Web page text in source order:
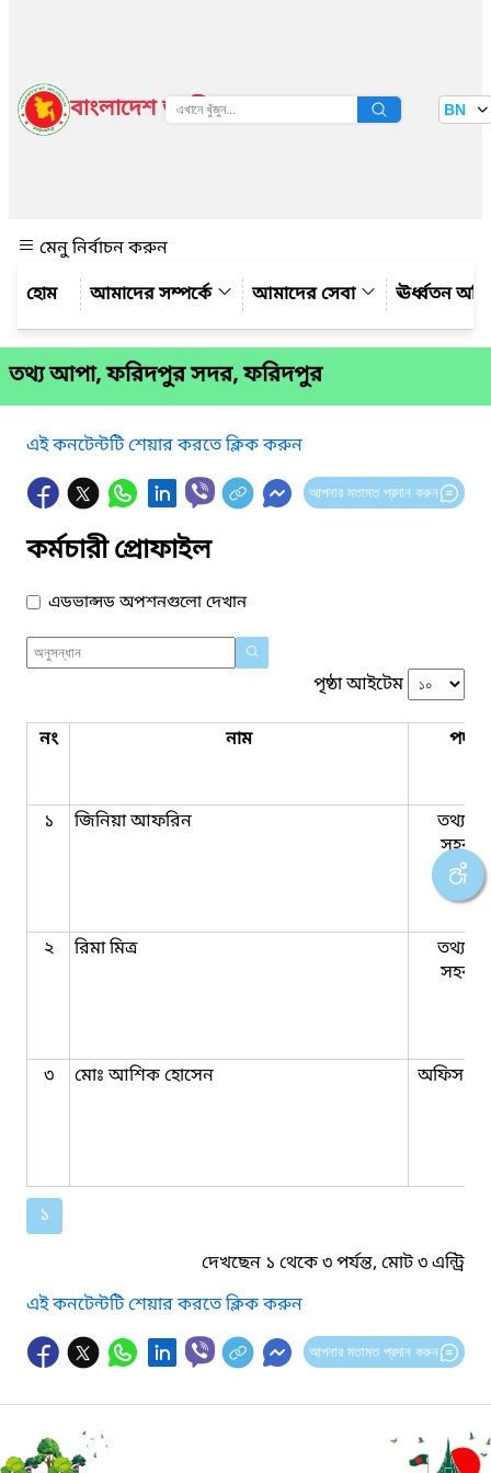
বাংলাদেশ জাতীয় তথ্য বাতায়ন BN
মেনু নির্বাচন করুন
আমাদের সম্পর্কে
আমাদের সেবা ঊর্ধ্বতন
তথ্য আপা, ফরিদপুর সদর, ফরিদপুর
এই কনটেন্টটি শেয়ার করতে ক্লিক করুন
আপনার মতামত প্রদান করুন
কর্মচারী প্রোফাইল
এডভান্সড অপশনগুলো দেখান
পৃষ্ঠা আইটেম
নং নাম পদবি
১ জিনিয়া আফরিন
২ রিমা মিত্র
৩ মোঃ আশিক হোসেন অফিস
১
দেখছেন ১ থেকে ৩ পর্যন্ত, মোট ৩ এন্ট্রি
এই কনটেন্টটি শেয়ার করতে ক্লিক করুন
আপনার মতামত প্রদান করুন